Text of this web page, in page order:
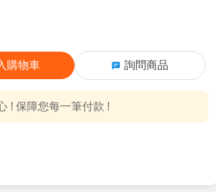
購物車 詢問商品
! 保障您每一筆付款 !